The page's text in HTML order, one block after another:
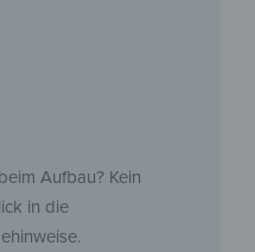
Aufbau? Kein
in die